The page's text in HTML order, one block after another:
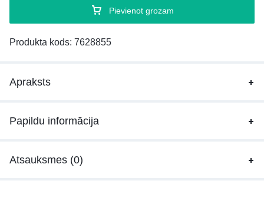
Pievienot grozam
Produkta kods: 7628855
Apraksts
Papildu informācija
Atsauksmes (0)